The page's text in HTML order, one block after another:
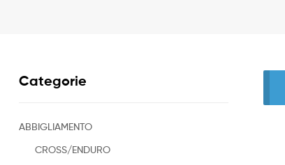
Categorie
ABBIGLIAMENTO
CROSS/ENDURO